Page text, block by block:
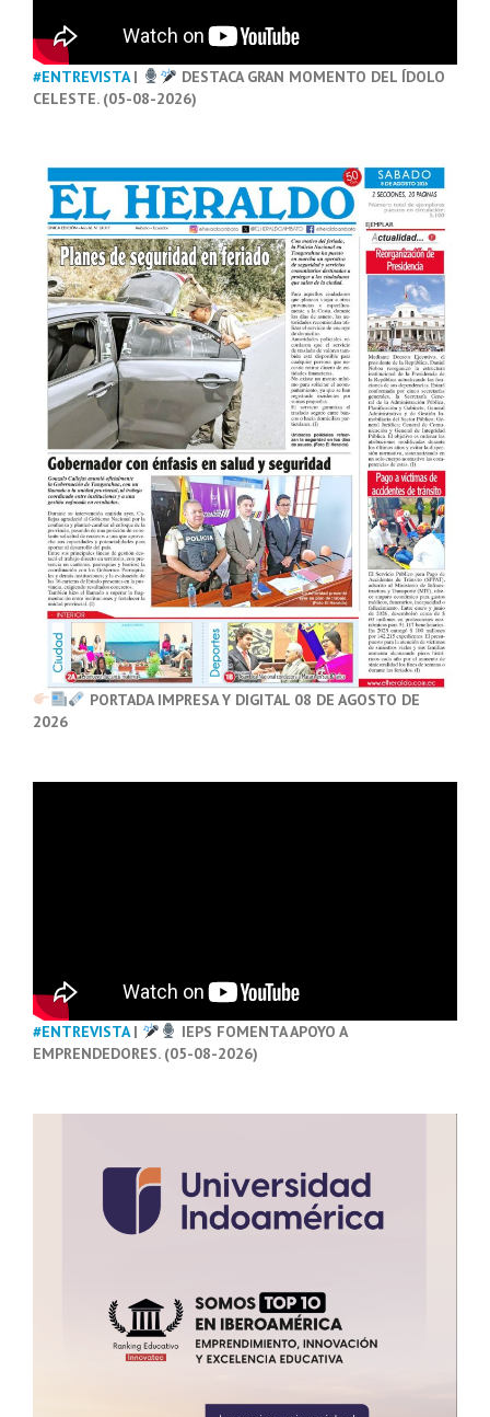
#ENTREVISTA|
DESTACA GRAN MOMENTO DEL ÍDOLO
CELESTE. (05-08-2026)
PORTADA IMPRESA Y DIGITAL 08 DE AGOSTO DE
2026
#ENTREVISTA|
IEPS FOMENTA APOYO A
EMPRENDEDORES. (05-08-2026)